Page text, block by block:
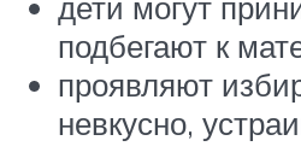
подбегают к
проявляют
невкусно,